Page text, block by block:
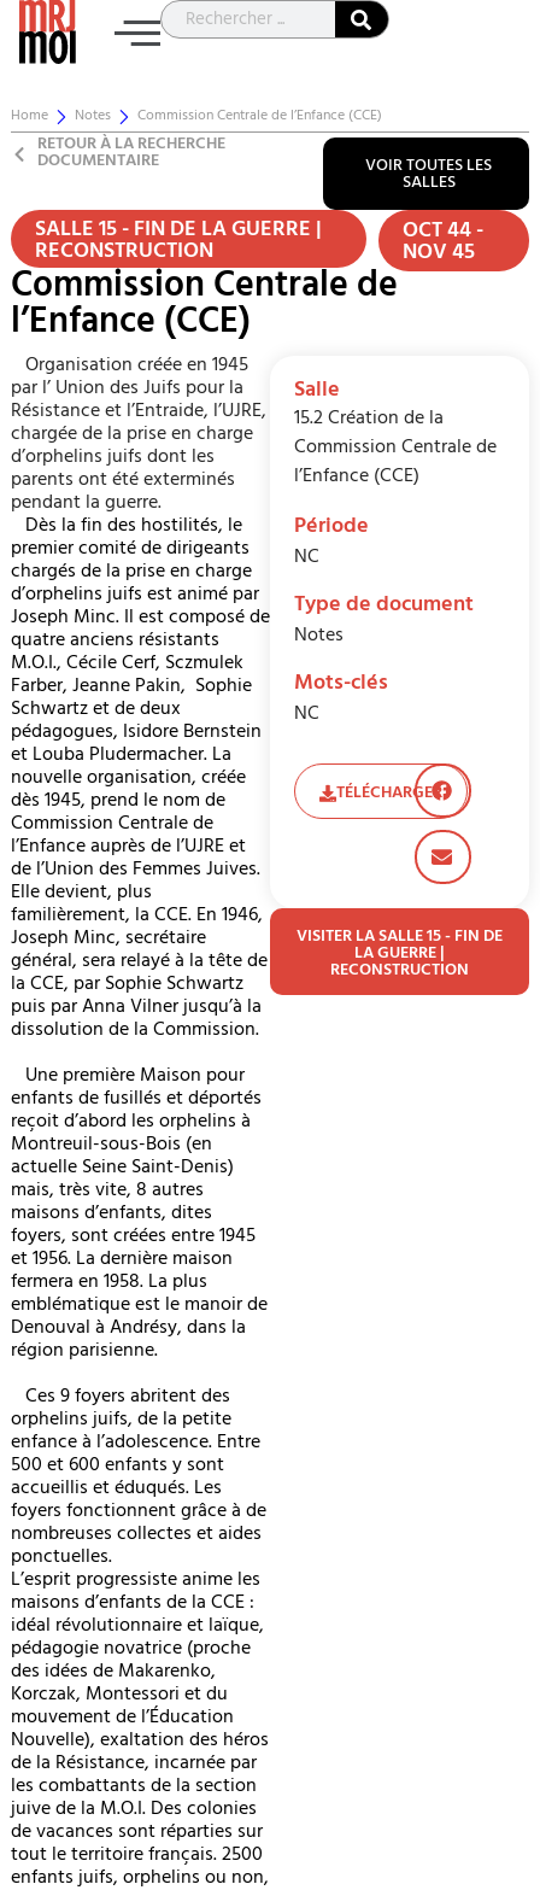
Home Notes Commission Centrale de l’Enfance (CCE)
RETOUR À LA RECHERCHE
DOCUMENTAIRE VOIR TOUTES LES
SALLES
SALLE 15 - FIN DE LA GUERRE |
RECONSTRUCTION OCT 44 -
NOV 45
Commission Centrale de
l’Enfance (CCE)
Organisation créée en 1945
par l’ Union des Juifs pour la
Résistance et l’Entraide, l’UJRE,
chargée de la prise en charge
d’orphelins juifs dont les
parents ont été exterminés
pendant la guerre.
Dès la fin des hostilités, le
premier comité de dirigeants
chargés de la prise en charge
d’orphelins juifs est animé par
Joseph Minc. Il est composé de
quatre anciens résistants
M.O.I., Cécile Cerf, Sczmulek
Farber, Jeanne Pakin, Sophie
Schwartz et de deux
pédagogues, Isidore Bernstein
et Louba Pludermacher. La
nouvelle organisation, créée
dès 1945, prend le nom de
Commission Centrale de
l’Enfance auprès de l’UJRE et
de l’Union des Femmes Juives.
Elle devient, plus
familièrement, la CCE. En 1946,
Joseph Minc, secrétaire
général, sera relayé à la tête de
la CCE, par Sophie Schwartz
puis par Anna Vilner jusqu’à la
dissolution de la Commission.
Une première Maison pour
enfants de fusillés et déportés
reçoit d’abord les orphelins à
Montreuil-sous-Bois (en
actuelle Seine Saint-Denis)
mais, très vite, 8 autres
maisons d’enfants, dites
foyers, sont créées entre 1945
et 1956. La dernière maison
fermera en 1958. La plus
emblématique est le manoir de
Denouval à Andrésy, dans la
région parisienne.
Ces 9 foyers abritent des
orphelins juifs, de la petite
enfance à l’adolescence. Entre
500 et 600 enfants y sont
accueillis et éduqués. Les
foyers fonctionnent grâce à de
nombreuses collectes et aides
ponctuelles.
L’esprit progressiste anime les
maisons d’enfants de la CCE :
idéal révolutionnaire et laïque,
pédagogie novatrice (proche
des idées de Makarenko,
Korczak, Montessori et du
mouvement de l’Éducation
Nouvelle), exaltation des héros
de la Résistance, incarnée par
les combattants de la section
juive de la M.O.I. Des colonies
de vacances sont réparties sur
tout le territoire français. 2500
enfants juifs, orphelins ou non,
Salle
15.2 Création de la
Commission Centrale de
l’Enfance (CCE)
Période
NC
Type de document
Notes
Mots-clés
NC
TÉLÉCHARGER
VISITER LA SALLE 15 - FIN DE
LA GUERRE |
RECONSTRUCTION